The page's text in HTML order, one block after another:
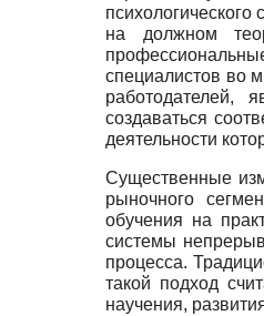
на должном
специалистов во
работодателей,
создаваться
деятельности
Существенные
рыночного
обучения на
системы
процесса.
такой подход
научения,